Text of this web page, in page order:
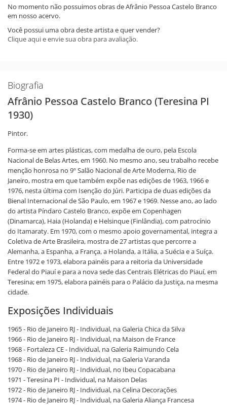
No momento não possuimos obras de Afrânio Pessoa Castelo Branco
em nosso acervo.
Você possui uma obra deste artista e quer vender?
Clique aqui e envie sua obra para avaliação.
Biografia
Afrânio Pessoa Castelo Branco (Teresina PI
1930)
Pintor.
Forma-se em artes plásticas, com medalha de ouro, pela Escola
Nacional de Belas Artes, em 1960. No mesmo ano, seu trabalho recebe
menção honrosa no 9º Salão Nacional de Arte Moderna, Rio de
Janeiro, mostra em que também expõe nas edições de 1963, 1966 e
1976, nesta última com Isenção do Júri. Participa de duas edições da
Bienal Internacional de São Paulo, em 1967 e 1969. Nesse ano, ao lado
do artista Píndaro Castelo Branco, expõe em Copenhagen
(Dinamarca), Haia (Holanda) e Helsinque (Finlândia), com patrocínio
do Itamaraty. Em 1970, com o mesmo apoio governamental, integra a
Coletiva de Arte Brasileira, mostra de 27 artistas que percorre a
Alemanha, a Espanha, a França, a Holanda, a Itália, a Suécia e a Suíça.
Entre 1972 e 1973, elabora painéis para a reitoria da Universidade
Federal do Piauí e para a nova sede das Centrais Elétricas do Piauí, em
Teresina; em 1975, elabora painéis para o Palácio da Justiça, na mesma
cidade.
Exposições Individuais
1965 - Rio de Janeiro RJ - Individual, na Galeria Chica da Silva
1966 - Rio de Janeiro RJ - Individual, na Maison de France
1968 - Fortaleza CE - Individual, na Galeria Raimundo Cela
1968 - Rio de Janeiro RJ - Individual, na Galeria Varanda
1970 - Rio de Janeiro RJ - Individual, no Ibeu Copacabana
1971 - Teresina PI - Individual, na Maison Delas
1972 - Rio de Janeiro RJ - Individual, na Celina Decorações
1974 - Rio de Janeiro RJ - Individual, na Galeria Aliança Francesa